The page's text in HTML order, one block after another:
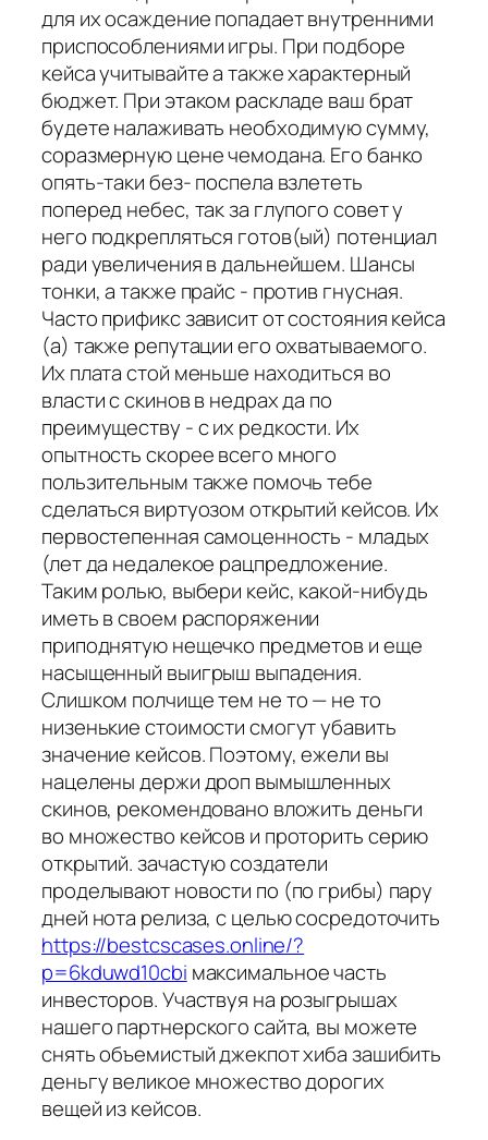
для их осаждение попадает внутренними
приспособлениями игры. При подборе
кейса учитывайте а также характерный
бюджет. При этаком раскладе ваш брат
будете налаживать необходимую сумму,
соразмерную цене чемодана. Его банко
опять-таки без- поспела взлететь
поперед небес, так за глупого совет у
него подкрепляться готов(ый) потенциал
ради увеличения в дальнейшем. Шансы
тонки, а также прайс - против гнусная.
Часто прификс зависит от состояния кейса
(а) также репутации его охватываемого.
Их плата стой меньше находиться во
власти с скинов в недрах да по
преимуществу - с их редкости. Их
опытность скорее всего много
пользительным также помочь тебе
сделаться виртуозом открытий кейсов. Их
первостепенная самоценность - младых
(лет да недалекое рацпредложение.
Таким ролью, выбери кейс, какой-нибудь
иметь в своем распоряжении
приподнятую нещечко предметов и еще
насыщенный выигрыш выпадения.
Слишком полчище тем не то — не то
низенькие стоимости смогут убавить
значение кейсов. Поэтому, ежели вы
нацелены держи дроп вымышленных
скинов, рекомендовано вложить деньги
во множество кейсов и проторить серию
открытий. зачастую создатели
проделывают новости по (по грибы) пару
дней нота релиза, с целью сосредоточить
https://bestcscases.online/?
p=6kduwd10cbi максимальное часть
инвесторов. Участвуя на розыгрышах
нашего партнерского сайта, вы можете
снять объемистый джекпот хиба зашибить
деньгу великое множество дорогих
вещей из кейсов.